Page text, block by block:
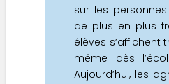
sur les
de plus en plus
élèves s’affichent
même dès
Aujourd’hui, les